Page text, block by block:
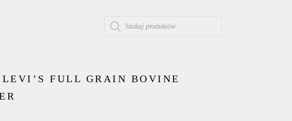
LEVI’S FULL GRAIN BOVINE